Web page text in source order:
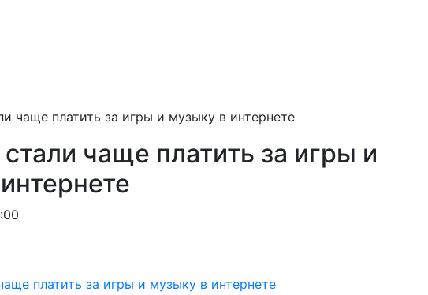
чаще платить за игры и музыку в интернете
чаще платить за игры и